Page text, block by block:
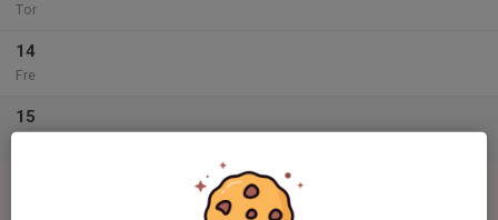
Tor
14
Fre
15